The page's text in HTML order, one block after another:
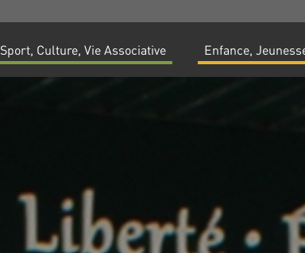
Sport, Culture, Vie Associative Enfance,